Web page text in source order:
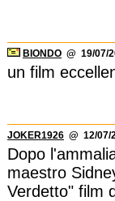
BIONDO @ 19/07/
un film
JOKER1926 @ 12/07/
Dopo
maestro
Verdetto" film